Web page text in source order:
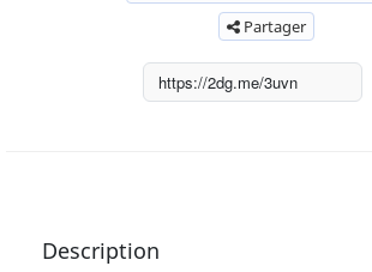
Partager
Description